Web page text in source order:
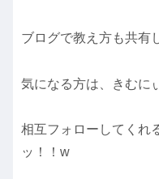
ブログで教え方も共有
気になる方は、きむに
相互フォローしてくれ
ッ！！w